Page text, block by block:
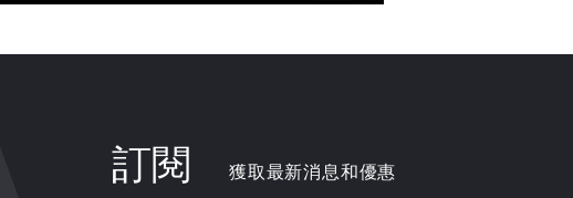
訂閱 獲取最新消息和優惠